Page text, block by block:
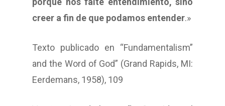
creer a fin de que podamos entender.»
Texto publicado en “Fundamentalism”
and the Word of God” (Grand Rapids, MI:
Eerdemans, 1958), 109